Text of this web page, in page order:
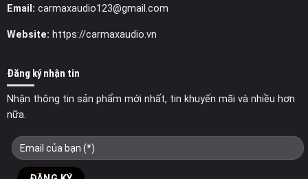
Email: carmaxaudio123@gmail.com
Website: https://carmaxaudio.vn
Đăng ký nhận tin
Nhận thông tin sản phẩm mới nhất, tin khuyến mãi và nhiều hơn
nữa.